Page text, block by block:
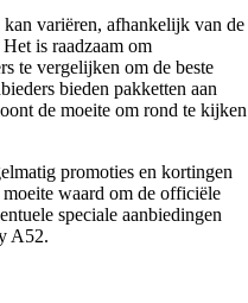
variëren, afhankelijk van de
is raadzaam om
te vergelijken om de beste
bieden pakketten aan
de moeite om rond te kijken
promoties en kortingen
waard om de officiële
speciale aanbiedingen
A52.